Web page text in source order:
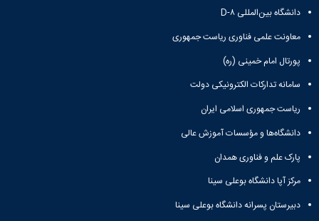
دانشگاه بین‌المللی D-۸
معاونت علمی فناوری ریاست جمهوری
پورتال امام خمینی (ره)
سامانه تدارکات الکترونیکی دولت
ریاست جمهوری اسلامی ایران
دانشگاه‌ها و مؤسسات آموزش عالی
پارک علم و فناوری همدان
مرکز آپا دانشگاه بوعلی سینا
دبیرستان پسرانه دانشگاه بوعلی سینا